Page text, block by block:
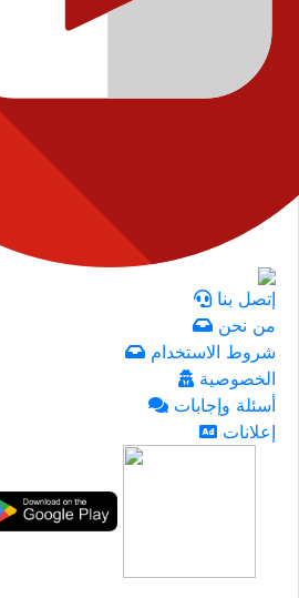
إتصل بنا
من نحن
شروط الاستخدام
الخصوصية
أسئلة وإجابات
إعلانات